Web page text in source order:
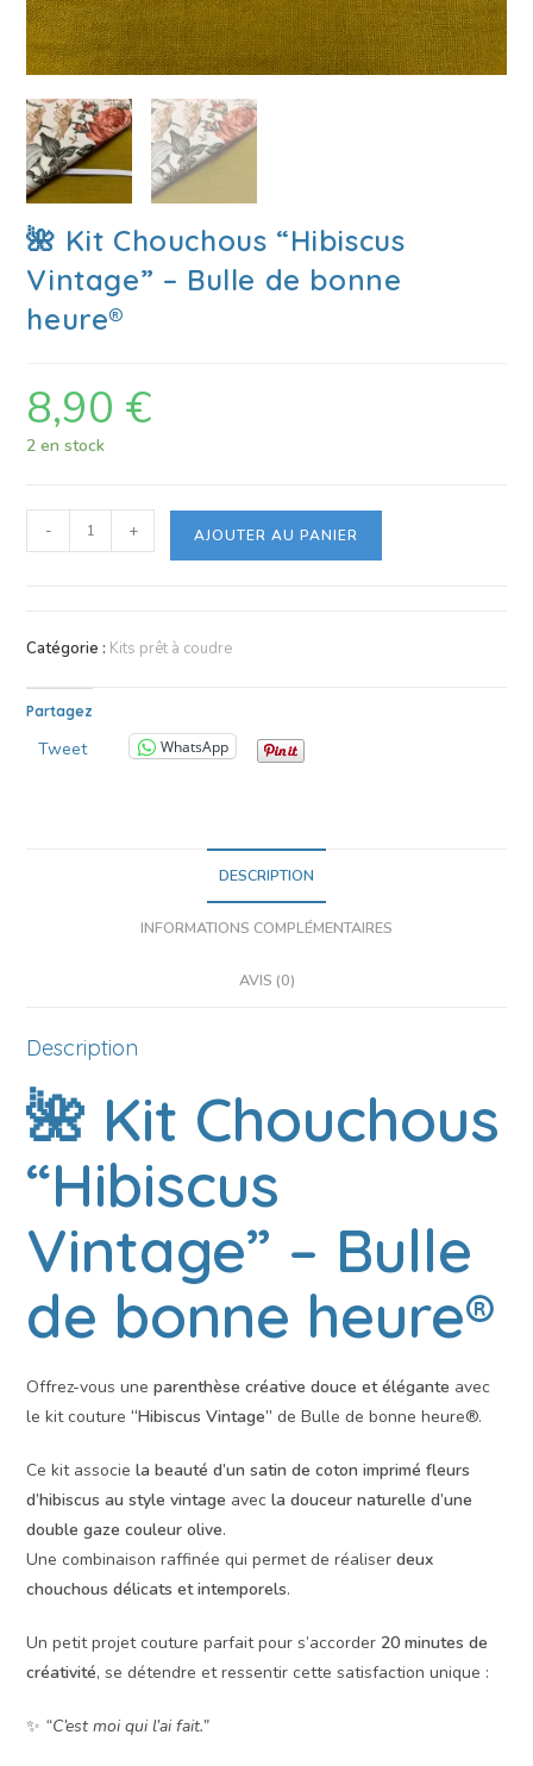
🌺 Kit Chouchous “Hibiscus
Vintage” – Bulle de bonne
heure®
8,90 €
2 en stock
- + AJOUTER AU PANIER
Catégorie : Kits prêt à coudre
Partagez
Tweet WhatsApp
DESCRIPTION
INFORMATIONS COMPLÉMENTAIRES
AVIS (0)
Description
🌺 Kit Chouchous
“Hibiscus
Vintage” – Bulle
de bonne heure®
Offrez-vous uneparenthèse créative douce et élégante avec
le kit couture“Hibiscus Vintage” de Bulle de bonne heure®.
Ce kit associela beauté d’un satin de coton imprimé fleurs
d’hibiscus au style vintage avecla douceur naturelle d’une
double gaze couleur olive.
Une combinaison raffinée qui permet de réaliserdeux
chouchous délicats et intemporels.
Un petit projet couture parfait pour s’accorder 20 minutes de
créativité, se détendre et ressentir cette satisfaction unique :
✨ “C’est moi qui l’ai fait.”